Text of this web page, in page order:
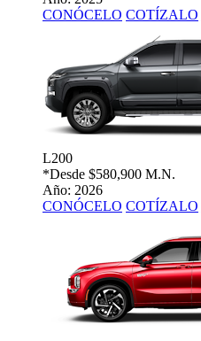
CONÓCELO COTÍZALO
L200
*Desde $580,900 M.N.
Año: 2026
CONÓCELO COTÍZALO